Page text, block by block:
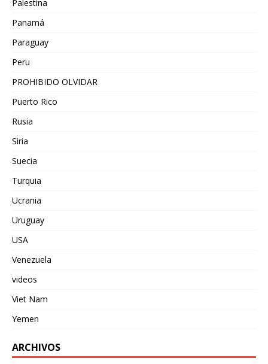
Palestina
Panamá
Paraguay
Peru
PROHIBIDO OLVIDAR
Puerto Rico
Rusia
Siria
Suecia
Turquia
Ucrania
Uruguay
USA
Venezuela
videos
Viet Nam
Yemen
ARCHIVOS